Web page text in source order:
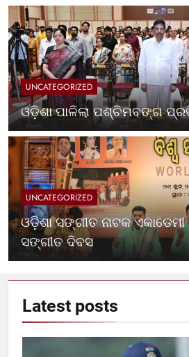
UNCATEGORIZED
ଓଡ଼ିଶା ପାଳିଲା ପଶ୍ଚିମବଙ୍ଗ
UNCATEGORIZED
ଓଡ଼ିଶା ସଙ୍ଗୀତ ନାଟକ
ସଙ୍ଗୀତ ଦିବସ
Latest posts